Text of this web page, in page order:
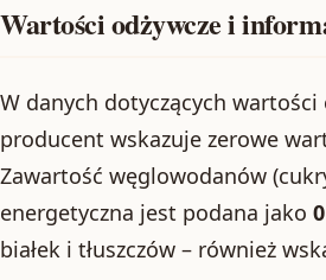
Wartości odżywcze i
W danych dotyczących wartości
producent wskazuje zerowe
Zawartość węglowodanów
energetyczna jest podana jako
białek i tłuszczów – również